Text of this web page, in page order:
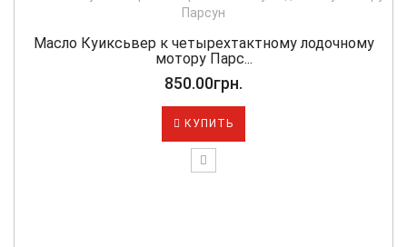
Масло Куиксьвер к четырехтактному лодочному
мотору Парс...
850.00грн.
КУПИТЬ